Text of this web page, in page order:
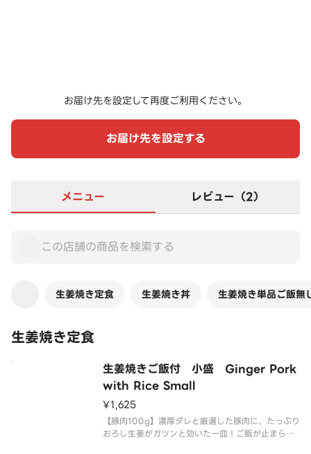
お届け先を設定して再度ご利用ください。
お届け先を設定する
メニュー レビュー（2）
生姜焼き定食 生姜焼き丼 生姜焼き単品ご飯無
生姜焼き定食
生姜焼きご飯付 小盛 Ginger Pork
with Rice Small
¥1,625
【豚肉100g】濃厚ダレと厳選した豚肉に、たっぷり
おろし生姜がガツンと効いた一皿！ご飯が止まらな